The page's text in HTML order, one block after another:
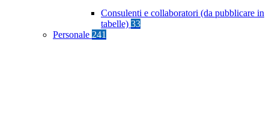
Consulenti e collaboratori (da pubblicare in
tabelle) 33
Personale 241